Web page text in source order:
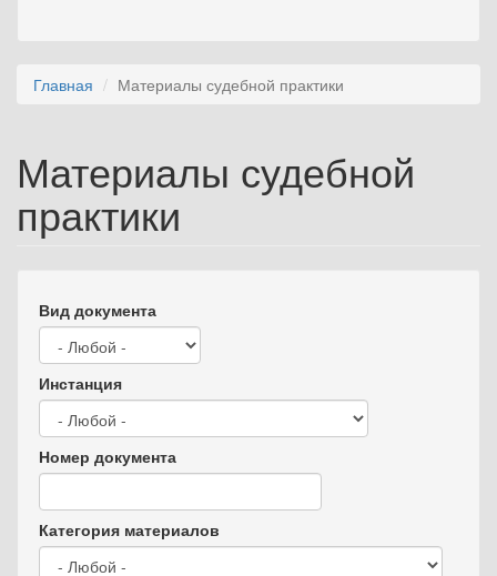
Главная Материалы судебной практики
Материалы судебной
практики
Вид документа
Инстанция
Номер документа
Категория материалов